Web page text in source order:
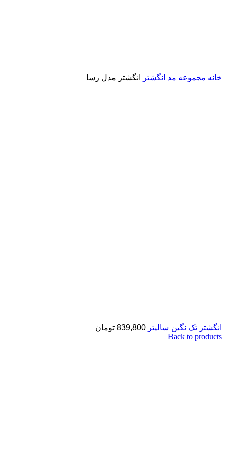
خانه مجموعه مد انگشتر انگشتر مدل رسا
انگشتر تک نگین سالیتر 839,800 تومان
Back to products